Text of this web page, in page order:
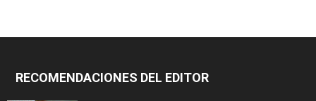
RECOMENDACIONES DEL EDITOR